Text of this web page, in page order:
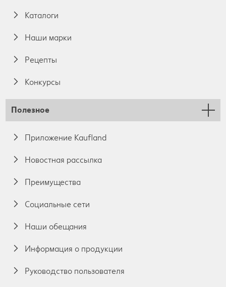
Каталоги
Наши марки
Pецепты
Конкурсы
Полезное
Приложение Kaufland
Новостная рассылка
Преимущества
Социальные сети
Наши обещания
Информация о продукции
Руководство пользователя